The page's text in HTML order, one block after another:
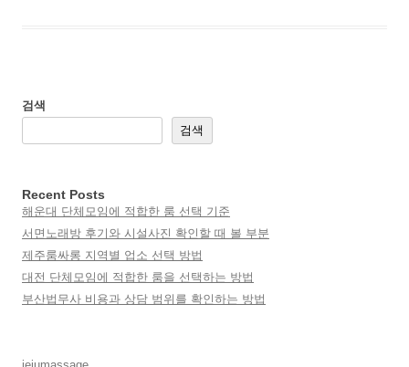
검색
검색
Recent Posts
해운대 단체모임에 적합한 룸 선택 기준
서면노래방 후기와 시설사진 확인할 때 볼 부분
제주룸싸롱 지역별 업소 선택 방법
대전 단체모임에 적합한 룸을 선택하는 방법
부산법무사 비용과 상담 범위를 확인하는 방법